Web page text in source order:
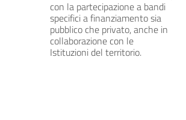
con la partecipazione a bandi
specifici a finanziamento sia
pubblico che privato, anche in
collaborazione con le
Istituzioni del territorio.